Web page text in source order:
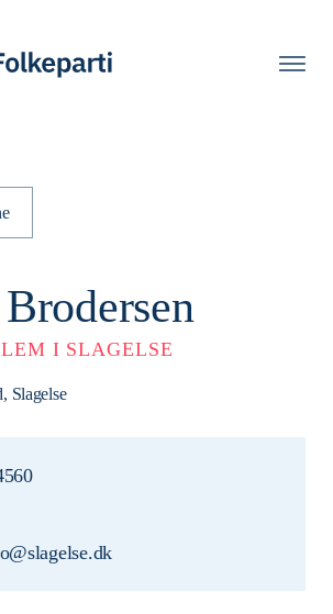
I SLAGELSE
Slagelse